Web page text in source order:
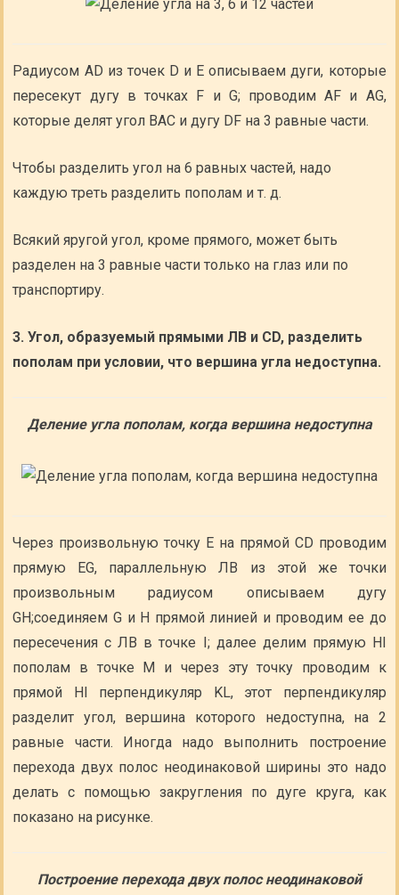
Радиусом AD из точек D и Е описываем дуги, которые
пересекут дугу в точках F и G; проводим AF и AG,
которые делят угол ВАС и дугу DF на 3 равные части.
Чтобы разделить угол на 6 равных частей, надо
каждую треть разделить пополам и т. д.
Всякий яругой угол, кроме прямого, может быть
разделен на 3 равные части только на глаз или по
транспортиру.
3. Угол, образуемый прямыми ЛВ и CD, разделить
пополам при условии, что вершина угла недоступна.
Деление угла пополам, когда вершина недоступна
Через произвольную точку Е на прямой CD проводим
прямую EG, параллельную ЛВ из этой же точки
произвольным радиусом описываем дугу
GH;соединяем G и H прямой линией и проводим ее до
пересечения с ЛВ в точке I; далее делим прямую HI
пополам в точке М и через эту точку проводим к
прямой HI перпендикуляр KL, этот перпендикуляр
разделит угол, вершина которого недоступна, на 2
равные части. Иногда надо выполнить построение
перехода двух полос неодинаковой ширины это надо
делать с помощью закругления по дуге круга, как
показано на рисунке.
Построение перехода двух полос неодинаковой